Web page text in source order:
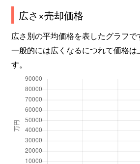
広さ×売却価格
広さ別の平均価格を表したグラフで
一般的には広くなるにつれて価格は
す。